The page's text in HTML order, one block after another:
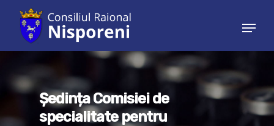
Hit enter to search or ESC to close
Ședința Comisiei de
specialitate pentru